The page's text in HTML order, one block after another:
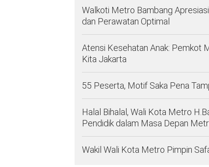
Walkoti Metro Bambang
dan Perawatan Optimal
Atensi Kesehatan Anak: Pemkot
Kita Jakarta
55 Peserta, Motif Saka Pena
Halal Bihalal, Wali Kota Metro
Pendidik dalam Masa Depan
Wakil Wali Kota Metro Pimpin